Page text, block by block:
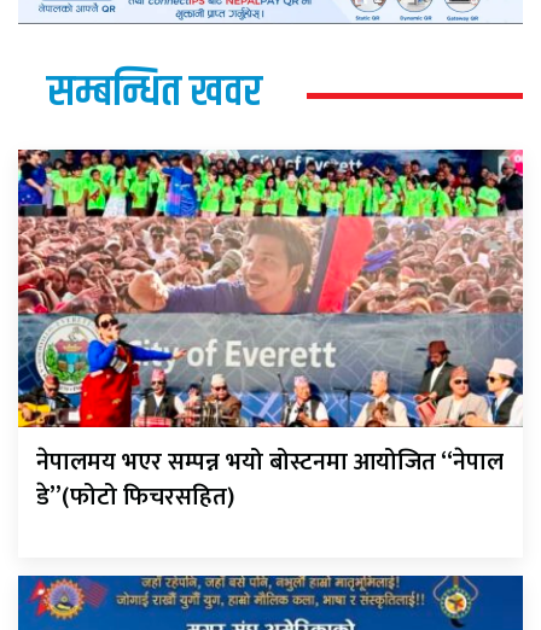
सम्बन्धित खवर
नेपालमय भएर सम्पन्न भयो बोस्टनमा आयोजित “नेपाल
डे”(फोटो फिचरसहित)